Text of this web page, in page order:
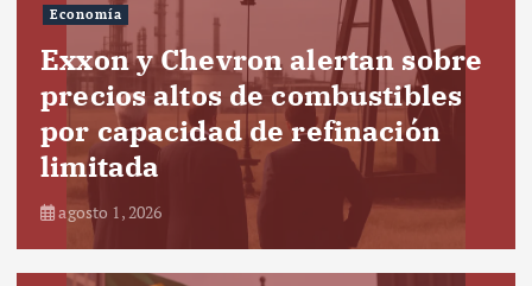
Economía
Exxon y Chevron alertan sobre
precios altos de combustibles
por capacidad de refinación
limitada
agosto 1, 2026